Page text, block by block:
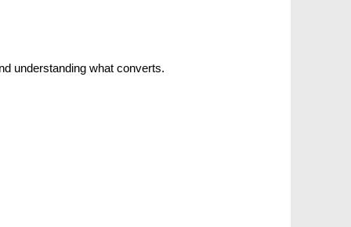
understanding what converts.